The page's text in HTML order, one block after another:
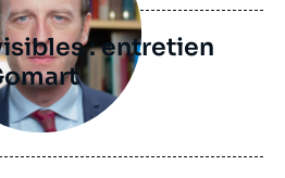
: entretien